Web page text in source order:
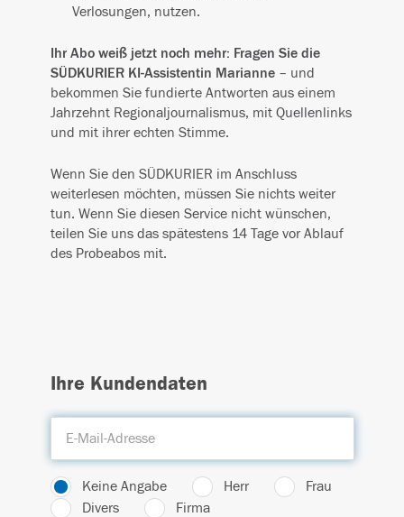
Verlosungen, nutzen.
Ihr Abo weiß jetzt noch mehr: Fragen Sie die
SÜDKURIER KI-Assistentin Marianne– und
bekommen Sie fundierte Antworten aus einem
Jahrzehnt Regionaljournalismus, mit Quellenlinks
und mit ihrer echten Stimme.
Wenn Sie den SÜDKURIER im Anschluss
weiterlesen möchten, müssen Sie nichts weiter
tun. Wenn Sie diesen Service nicht wünschen,
teilen Sie uns das spätestens 14 Tage vor Ablauf
des Probeabos mit.
Ihre Kundendaten
Keine Angabe Herr
Frau
Divers
Firma